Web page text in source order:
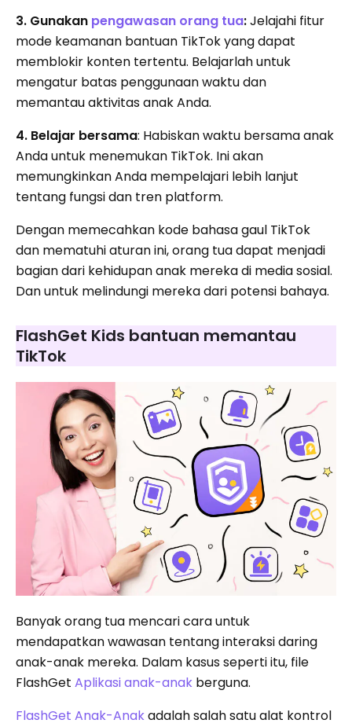
3. Gunakan pengawasan orang tua:Jelajahi fitur
mode keamanan bantuan TikTok yang dapat
memblokir konten tertentu. Belajarlah untuk
mengatur batas penggunaan waktu dan
memantau aktivitas anak Anda.
4. Belajar bersama: Habiskan waktu bersama anak
Anda untuk menemukan TikTok. Ini akan
memungkinkan Anda mempelajari lebih lanjut
tentang fungsi dan tren platform.
Dengan memecahkan kode bahasa gaul TikTok
dan mematuhi aturan ini, orang tua dapat menjadi
bagian dari kehidupan anak mereka di media sosial.
Dan untuk melindungi mereka dari potensi bahaya.
FlashGet Kids bantuan memantau
TikTok
Banyak orang tua mencari cara untuk
mendapatkan wawasan tentang interaksi daring
anak-anak mereka. Dalam kasus seperti itu, file
FlashGet Aplikasi anak-anak berguna.
FlashGet Anak-Anakadalah salah satu alat kontrol